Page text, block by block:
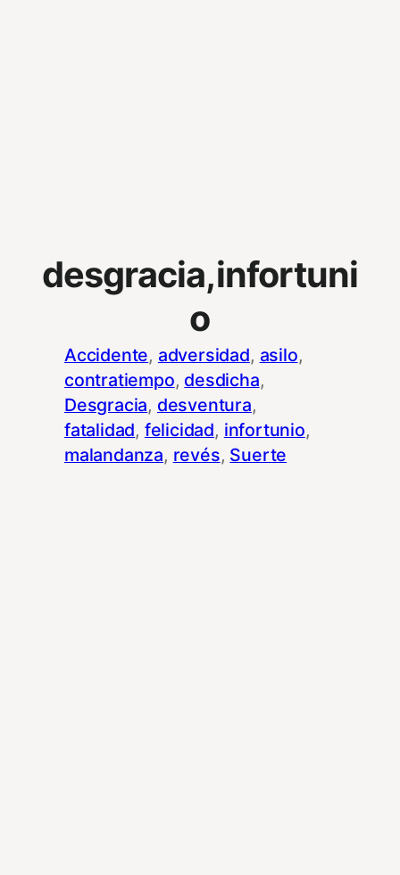
desgracia,infortuni
o
Accidente, adversidad, asilo
contratiempo, desdicha
Desgracia, desventura
fatalidad, felicidad, infortunio
malandanza, revés, Suerte